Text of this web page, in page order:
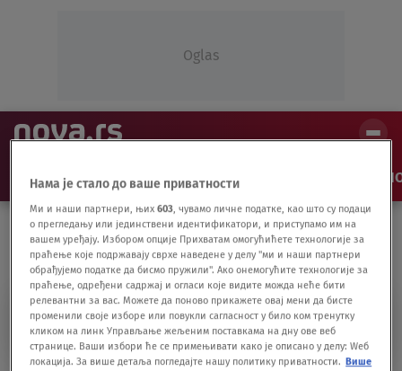
Oglas
NAJNOVIJE VESTI SHOW
S LJUBAVLJU VIKTOR
Нама је стало до ваше приватности
Ми и наши партнери, њих603, чувамо личне податке, као што су подаци
о прегледању или јединствени идентификатори, и приступамо им на
вашем уређају. Избором опције Прихватам омогућићете технологије за
праћење које подржавају сврхе наведене у делу "ми и наши партнери
обрађујемо податке да бисмо пружили". Ако онемогућите технологије за
праћење, одређени садржај и огласи које видите можда неће бити
релевантни за вас. Можете да поново прикажете овај мени да бисте
променили своје изборе или повукли сагласност у било ком тренутку
кликом на линк Управљање жељеним поставкама на дну ове веб
странице. Ваши избори ће се примењивати како је описано у делу: Wеб
локација. За више детаља погледајте нашу политику приватности. Више